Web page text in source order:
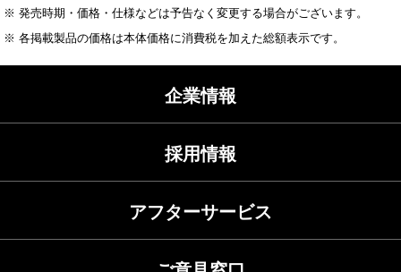
※ 発売時期・価格・仕様などは予告なく変更する場合がございます。
※ 各掲載製品の価格は本体価格に消費税を加えた総額表示です。
企業情報
採用情報
アフターサービス